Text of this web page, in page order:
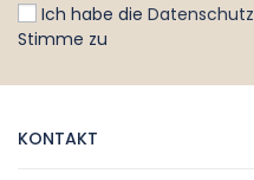
Ich habe die
Stimme zu
KONTAKT